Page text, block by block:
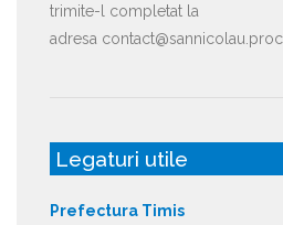
trimite-l completat la
adresa
Legaturi utile
Prefectura Timis